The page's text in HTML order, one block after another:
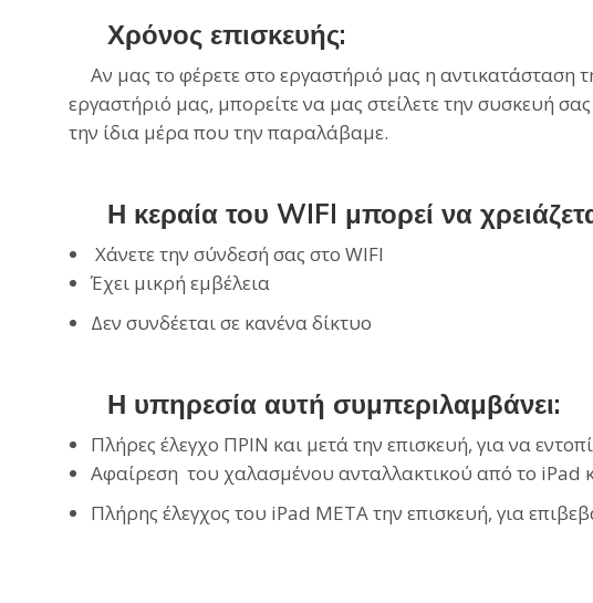
Χρόνος επισκευής:
Αν μας το φέρετε στο εργαστήριό μας η αντικατάσταση
εργαστήριό μας, μπορείτε να μας στείλετε την συσκευή
την ίδια μέρα που την παραλάβαμε.
Η κεραία του WIFI μπορεί να
Χάνετε την σύνδεσή σας στο WIFI
Έχει μικρή εμβέλεια
Δεν συνδέεται σε κανέναδίκτυο
Η υπηρεσία αυτή συμπεριλαμβάνει:
Πλήρες έλεγχο ΠΡΙΝ και μετά την επισκευή, για να
Αφαίρεση του χαλασμένου ανταλλακτικού από το iPad
Πλήρης έλεγχος του iPad ΜΕΤΑ την επισκευή, για